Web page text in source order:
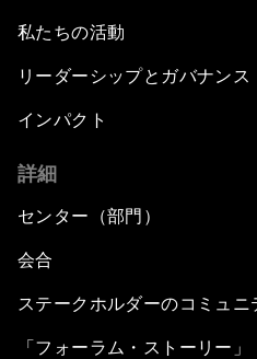
私たちの活動
リーダーシップとガバナンス
インパクト
詳細
センター（部門）
会合
ステークホルダーのコミュニ
「フォーラム・ストーリー」